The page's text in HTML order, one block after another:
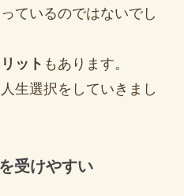
ているのではないでし
ット もあります。
生選択をしていきまし
受けやすい